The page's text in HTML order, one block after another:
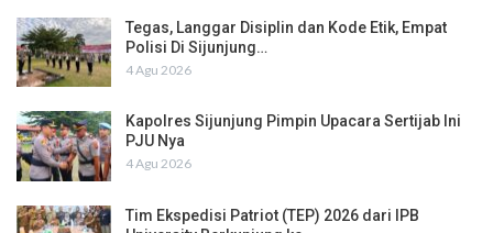
Tegas, Langgar Disiplin dan Kode Etik, Empat
Polisi Di Sijunjung…
4 Agu 2026
Kapolres Sijunjung Pimpin Upacara Sertijab Ini
PJU Nya
4 Agu 2026
Tim Ekspedisi Patriot (TEP) 2026 dari IPB